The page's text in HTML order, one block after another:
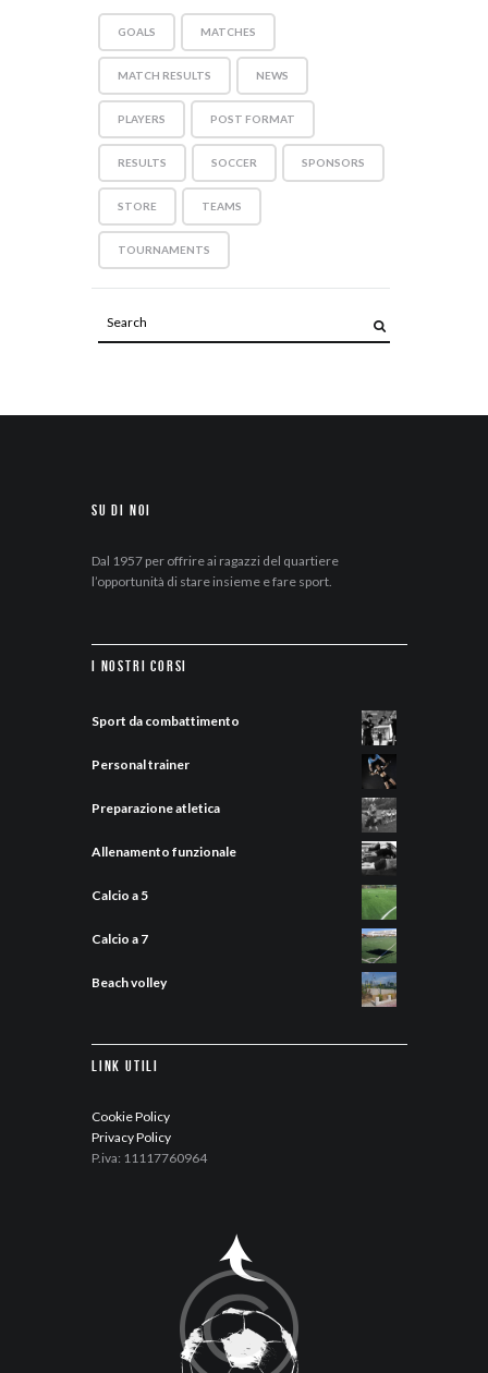
GOALS MATCHES
MATCH RESULTS NEWS
PLAYERS POST FORMAT
RESULTS SOCCER SPONSORS
STORE TEAMS
TOURNAMENTS
Su di Noi
Dal 1957 per offrire ai ragazzi del quartiere
l’opportunità di stare insieme e fare sport.
I nostri corsi
Sport da combattimento
Personal trainer
Preparazione atletica
Allenamento funzionale
Calcio a 5
Calcio a 7
Beach volley
Link Utili
Cookie Policy
Privacy Policy
P.iva: 11117760964